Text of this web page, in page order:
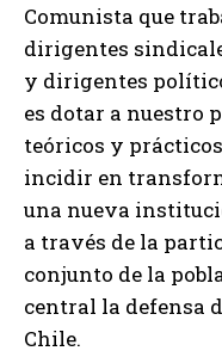
Comunista que
dirigentes
y dirigentes
es dotar a nuestro
teóricos y
incidir en
una nueva
a través de la
conjunto de la
central la defensa
Chile.